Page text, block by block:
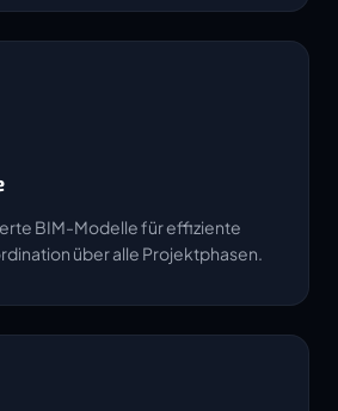
BIM-Modelle für effiziente
über alle Projektphasen.